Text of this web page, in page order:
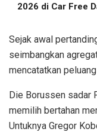
2026 di Car Free
Sejak awal
seimbangkan
mencatatkan
Die Borussen sadar
memilih bertahan
Untuknya Gregor